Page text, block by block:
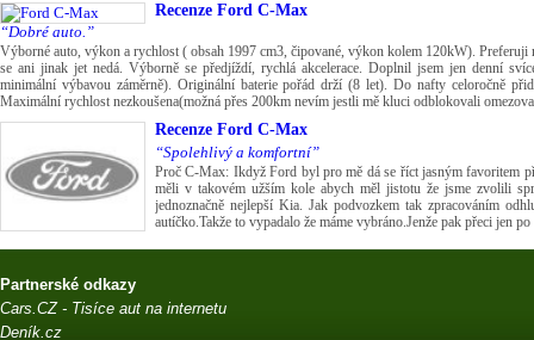
Recenze Ford C-Max
“Dobré auto.”
Výborné auto, výkon a rychlost ( obsah 1997 cm3, čipované, výkon kolem 120kW).
se ani jinak jet nedá. Výborně se předjíždí, rychlá akcelerace. Doplnil jsem jen denní
minimální výbavou záměrně). Originální baterie pořád drží (8 let). Do nafty celoročně
Maximální rychlost nezkoušena(možná přes 200km nevím jestli mě kluci odblokovali
Recenze Ford C-Max
“Spolehlivý a komfortní”
Proč C-Max: Ikdyž Ford byl pro mě dá se říct jasným favoritem
měli v takovém užším kole abych měl jistotu že jsme zvolili
jednoznačně nejlepší Kia. Jak podvozkem tak zpracováním
autíčko.Takže to vypadalo že máme vybráno.Jenže pak přeci jen
Partnerské odkazy
Cars.CZ - Tisíce aut na internetu
Deník.cz